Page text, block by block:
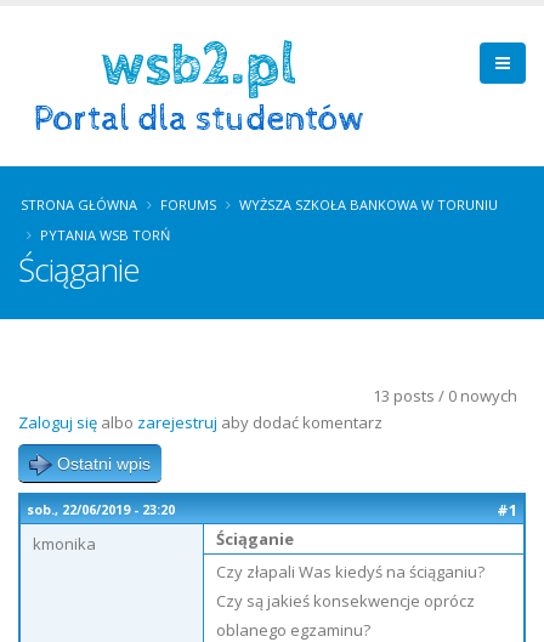
STRONA GŁÓWNA FORUMS
WYŻSZA SZKOŁA BANKOWA W TORUNIU
PYTANIA WSB TORŃ
Ściąganie
13 posts / 0 nowych
Zaloguj się albo zarejestruj aby dodać komentarz
Ostatni wpis
sob., 22/06/2019 - 23:20
#1
kmonika
Ściąganie
Czy złapali Was kiedyś na ściąganiu?
Czy są jakieś konsekwencje oprócz
oblanego egzaminu?